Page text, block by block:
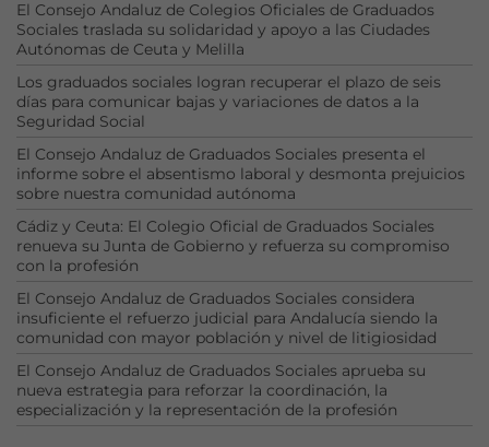
El Consejo Andaluz de Colegios Oficiales de Graduados
Sociales traslada su solidaridad y apoyo a las Ciudades
Autónomas de Ceuta y Melilla
Los graduados sociales logran recuperar el plazo de seis
días para comunicar bajas y variaciones de datos a la
Seguridad Social
El Consejo Andaluz de Graduados Sociales presenta el
informe sobre el absentismo laboral y desmonta prejuicios
sobre nuestra comunidad autónoma
Cádiz y Ceuta: El Colegio Oficial de Graduados Sociales
renueva su Junta de Gobierno y refuerza su compromiso
con la profesión
El Consejo Andaluz de Graduados Sociales considera
insuficiente el refuerzo judicial para Andalucía siendo la
comunidad con mayor población y nivel de litigiosidad
El Consejo Andaluz de Graduados Sociales aprueba su
nueva estrategia para reforzar la coordinación, la
especialización y la representación de la profesión
Necesarias